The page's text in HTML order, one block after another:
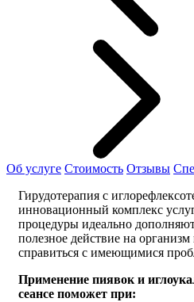
Об услуге Стоимость Отзывы
Гирудотерапия с
инновационный комплекс
процедуры идеально
полезное действие на
справиться с имеющимися
Применение пиявок и
сеансе поможет при: